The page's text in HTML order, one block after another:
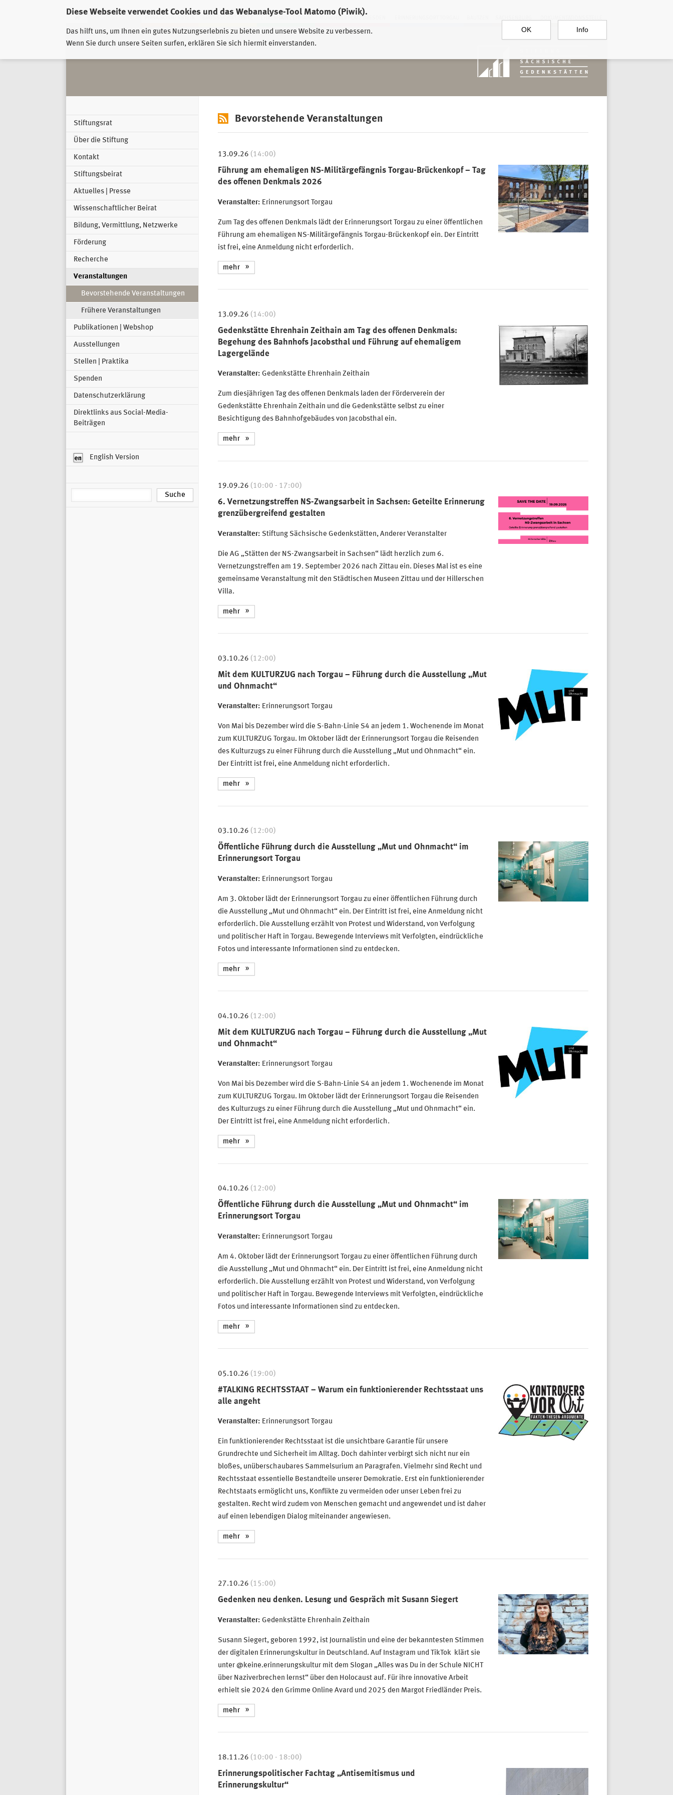
Diese Webseite verwendet Cookies und das Webanalyse-Tool Matomo (Piwik).
Das hilft uns, um Ihnen ein gutes Nutzungserlebnis zu bieten und unsere Website zu verbessern.
Wenn Sie durch unsere Seiten surfen, erklären Sie sich hiermit einverstanden.
OK Info
EHRENHAIN ZEITHAIN MÜNCHNER PLATZ DRESDEN
Stiftungsrat
Über die Stiftung
Kontakt
Stiftungsbeirat
Aktuelles | Presse
Wissenschaftlicher Beirat
Bildung, Vermittlung, Netzwerke
Förderung
Recherche
Veranstaltungen
Bevorstehende Veranstaltungen
Frühere Veranstaltungen
Publikationen | Webshop
Ausstellungen
Stellen | Praktika
Spenden
Datenschutzerklärung
Direktlinks aus Social-Media-
Beiträgen
English Version
Bevorstehende Veranstaltungen
13.09.26 (14:00)
Führung am ehemaligen NS-Militärgefängnis Torgau-Brückenkopf – Tag
des offenen Denkmals 2026
Veranstalter: Erinnerungsort Torgau
Zum Tag des offenen Denkmals lädt der Erinnerungsort Torgau zu einer öffentlichen
Führung am ehemaligen NS-Militärgefängnis Torgau-Brückenkopf ein. Der Eintritt
ist frei, eine Anmeldung nicht erforderlich.
mehr
13.09.26 (14:00)
Gedenkstätte Ehrenhain Zeithain am Tag des offenen Denkmals:
Begehung des Bahnhofs Jacobsthal und Führung auf ehemaligem
Lagergelände
Veranstalter: Gedenkstätte Ehrenhain Zeithain
Zum diesjährigen Tag des offenen Denkmals laden der Förderverein der
Gedenkstätte Ehrenhain Zeithain und die Gedenkstätte selbst zu einer
Besichtigung des Bahnhofgebäudes von Jacobsthal ein.
mehr
19.09.26 (10:00 - 17:00)
6. Vernetzungstreffen NS-Zwangsarbeit in Sachsen: Geteilte Erinnerung
grenzübergreifend gestalten
Veranstalter: Stiftung Sächsische Gedenkstätten, Anderer Veranstalter
Die AG „Stätten der NS-Zwangsarbeit in Sachsen“ lädt herzlich zum 6.
Vernetzungstreffen am 19. September 2026 nach Zittau ein. Dieses Mal ist es eine
gemeinsame Veranstaltung mit den Städtischen Museen Zittau und der Hillerschen
Villa.
mehr
03.10.26 (12:00)
Mit dem KULTURZUG nach Torgau – Führung durch die Ausstellung „Mut
und Ohnmacht“
Veranstalter: Erinnerungsort Torgau
Von Mai bis Dezember wird die S-Bahn-Linie S4 an jedem 1. Wochenende im Monat
zum KULTURZUG Torgau. Im Oktober lädt der Erinnerungsort Torgau die Reisenden
des Kulturzugs zu einer Führung durch die Ausstellung „Mut und Ohnmacht“ ein.
Der Eintritt ist frei, eine Anmeldung nicht erforderlich.
mehr
03.10.26 (12:00)
Öffentliche Führung durch die Ausstellung „Mut und Ohnmacht“ im
Erinnerungsort Torgau
Veranstalter: Erinnerungsort Torgau
Am 3. Oktober lädt der Erinnerungsort Torgau zu einer öffentlichen Führung durch
die Ausstellung „Mut und Ohnmacht“ ein. Der Eintritt ist frei, eine Anmeldung nicht
erforderlich. Die Ausstellung erzählt von Protest und Widerstand, von Verfolgung
und politischer Haft in Torgau. Bewegende Interviews mit Verfolgten, eindrückliche
Fotos und interessante Informationen sind zu entdecken.
mehr
04.10.26 (12:00)
Mit dem KULTURZUG nach Torgau – Führung durch die Ausstellung „Mut
und Ohnmacht“
Veranstalter: Erinnerungsort Torgau
Von Mai bis Dezember wird die S-Bahn-Linie S4 an jedem 1. Wochenende im Monat
zum KULTURZUG Torgau. Im Oktober lädt der Erinnerungsort Torgau die Reisenden
des Kulturzugs zu einer Führung durch die Ausstellung „Mut und Ohnmacht“ ein.
Der Eintritt ist frei, eine Anmeldung nicht erforderlich.
mehr
04.10.26 (12:00)
Öffentliche Führung durch die Ausstellung „Mut und Ohnmacht“ im
Erinnerungsort Torgau
Veranstalter: Erinnerungsort Torgau
Am 4. Oktober lädt der Erinnerungsort Torgau zu einer öffentlichen Führung durch
die Ausstellung „Mut und Ohnmacht“ ein. Der Eintritt ist frei, eine Anmeldung nicht
erforderlich. Die Ausstellung erzählt von Protest und Widerstand, von Verfolgung
und politischer Haft in Torgau. Bewegende Interviews mit Verfolgten, eindrückliche
Fotos und interessante Informationen sind zu entdecken.
mehr
05.10.26 (19:00)
#TALKING RECHTSSTAAT – Warum ein funktionierender Rechtsstaat uns
alle angeht
Veranstalter: Erinnerungsort Torgau
Ein funktionierender Rechtsstaat ist die unsichtbare Garantie für unsere
Grundrechte und Sicherheit im Alltag. Doch dahinter verbirgt sich nicht nur ein
bloßes, unüberschaubares Sammelsurium an Paragrafen. Vielmehr sind Recht und
Rechtsstaat essentielle Bestandteile unserer Demokratie. Erst ein funktionierender
Rechtstaats ermöglicht uns, Konflikte zu vermeiden oder unser Leben frei zu
gestalten. Recht wird zudem von Menschen gemacht und angewendet und ist daher
auf einen lebendigen Dialog miteinander angewiesen.
mehr
27.10.26 (15:00)
Gedenken neu denken. Lesung und Gespräch mit Susann Siegert
Veranstalter: Gedenkstätte Ehrenhain Zeithain
Susann Siegert, geboren 1992, ist Journalistin und eine der bekanntesten Stimmen
der digitalen Erinnerungskultur in Deutschland. Auf Instagram und TikTok klärt sie
unter @keine.erinnerungskultur mit dem Slogan „Alles was Du in der Schule NICHT
über Naziverbrechen lernst“ über den Holocaust auf. Für ihre innovative Arbeit
erhielt sie 2024 den Grimme Online Avard und 2025 den Margot Friedländer Preis.
mehr
18.11.26 (10:00 - 18:00)
Erinnerungspolitischer Fachtag „Antisemitismus und
Erinnerungskultur“